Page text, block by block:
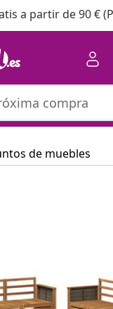
a partir de 90 €
de muebles